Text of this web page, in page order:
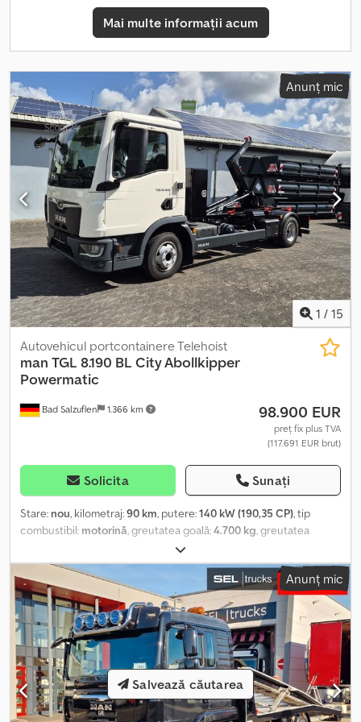
Mai multe informații acum
Anunț mic
1 / 15
Bad Salzuflen 1.366 km
Autovehicul portcontainere Telehoist
man TGL 8.190 BL City Abollkipper
Powermatic
98.900 EUR
preț fix plus TVA
(117.691 EUR brut)
Solicita Sunați
Stare: nou, kilometraj:90 km, putere:140 kW (190,35 CP), tip
combustibil: motorină , greutatea goală:4.700 kg , greutatea
, greutate totală:
dimensiunea anvelopei:215/75R17,5, configurație ax:4x2,
combustibil:
motorină , cabină șofer:cabina de zi , tip
de angrenaj:automat , clasă de emisii:Euro 6, suspensie:altul,
număr de locuri:2, lungimea spațiului de încărcare: 3.800 mm
lățimea spațiului de încărcare:2.300 mm, înălțime spațiu de
încărcare:500 mm , ore de funcționare: 90 h, Dotări:ABS, aer
condiționat, blocare diferențial, computer de bord, controlul
tracțiunii, cuplaj remorcă, filtru de particule, pilot automat de
viteză, sistem de imobilizare, închidere centralizată, MAN TGL
8.190 BL NOU, basculantă urbană, conform DIN 30722-3 - Timp de
Anunț mic
Salvează căutarea